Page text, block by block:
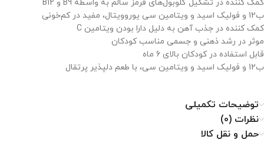
کمک کننده در تشکیل گلوبول‌های قرمز سالم به واسطه B9 و B12
ب12 و فولیک اسید و ویتامین سی یوروویتال، مفید در کم‌خونی
کمک کننده در جذب آهن به دلیل دارا بودن ویتامین C
موثر در رشد ذهنی و جسمی مناسب کودکان
قابل استفاده در کودکان بالای 6 ماه
ب12 و فولیک اسید و ویتامین سی، با طعم دلپذیر پرتقال
توضیحات تکمیلی
نظرات (0)
حمل و نقل کالا